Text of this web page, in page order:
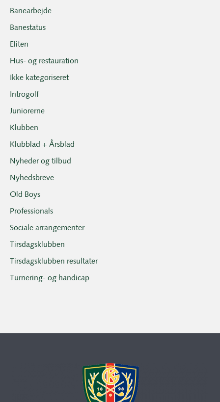
Banearbejde
Banestatus
Eliten
Hus- og restauration
Ikke kategoriseret
Introgolf
Juniorerne
Klubben
Klubblad + Årsblad
Nyheder og tilbud
Nyhedsbreve
Old Boys
Professionals
Sociale arrangementer
Tirsdagsklubben
Tirsdagsklubben resultater
Turnering- og handicap